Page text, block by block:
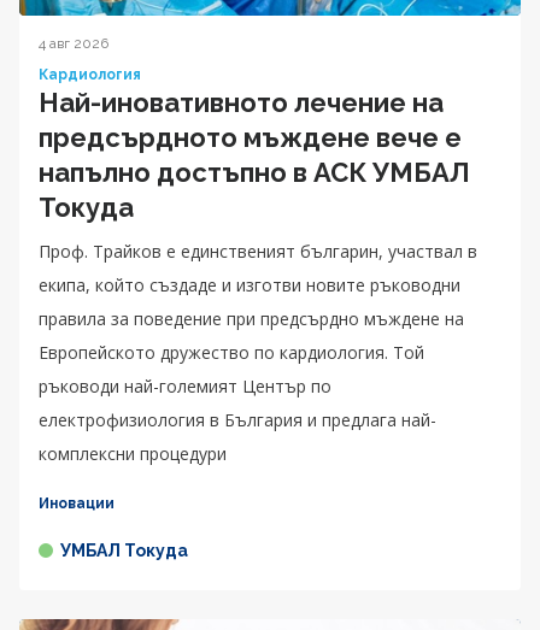
4 авг 2026
Кардиология
Най-иновативното лечение на
предсърдното мъждене вече е
напълно достъпно в АСК УМБАЛ
Токуда
Проф. Трайков е единственият българин, участвал в
екипа, който създаде и изготви новите ръководни
правила за поведение при предсърдно мъждене на
Европейското дружество по кардиология. Той
ръководи най-големият Център по
електрофизиология в България и предлага най-
комплексни процедури
Иновации
УМБАЛ Токуда